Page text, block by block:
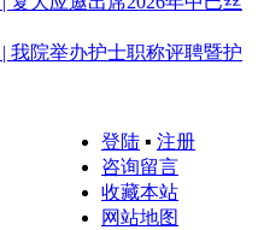
我院举办护士职称评聘暨护
登陆 ▪ 注册
咨询留言
收藏本站
网站地图